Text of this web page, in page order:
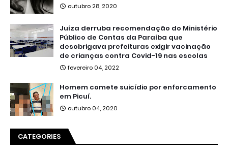
outubro 28, 2020
Juíza derruba recomendação do Ministério
Público de Contas da Paraíba que
desobrigava prefeituras exigir vacinação
de crianças contra Covid-19 nas escolas
fevereiro 04, 2022
Homem comete suicídio por enforcamento
em Picuí.
outubro 04, 2020
CATEGORIES